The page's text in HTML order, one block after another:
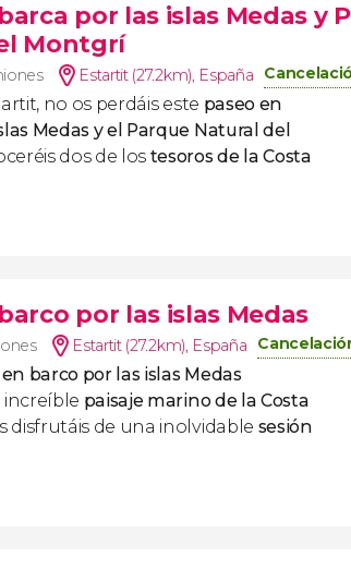
por las islas Medas y
Montgrí
Estartit (27.2km), España
no os perdáis este paseo en
Medas y el Parque Natural del
dos de los tesoros de la Costa
por las islas Medas
Estartit (27.2km), España
barco por las islas Medas
increíble paisaje marino de la Costa
disfrutáis de una inolvidable sesión